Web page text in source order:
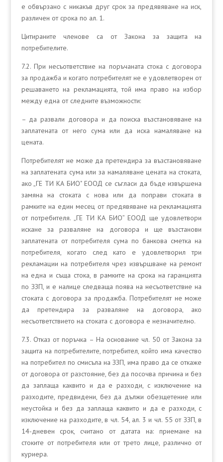
е обвързано с никакъв друг срок за предявяване на иск,
различен от срока по ал. 1.
Цитираните членове са от Закона за защита на
потребителите.
7.2. При несъответствие на поръчаната стока с договора
за продажба и когато потребителят не е удовлетворен от
решаването на рекламацията, той има право на избор
между една от следните възможности:
– да развали договора и да поиска възстановяване на
заплатената от него сума или да иска намаляване на
цената.
Потребителят не може да претендира за възстановяване
на заплатената сума или за намаляване цената на стоката,
ако „ГЕ ТИ КА БИО" ЕООД се съгласи да бъде извършена
замяна на стоката с нова или да поправи стоката в
рамките на един месец от предявяване на рекламацията
от потребителя. „ГЕ ТИ КА БИО” ЕООД ще удовлетвори
искане за разваляне на договора и ще възстанови
заплатената от потребителя сума по банкова сметка на
потребителя, когато след като е удовлетворил три
рекламации на потребителя чрез извършване на ремонт
на една и съща стока, в рамките на срока на гаранцията
по ЗЗП, и е налице следваща поява на несъответствие на
стоката с договора за продажба. Потребителят не може
да претендира за разваляне на договора, ако
несъответствието на стоката с договора е незначително.
7.3. Отказ от поръчка – На основание чл. 50 от Закона за
защита на потребителите, потребител, който има качество
на потребител по смисъла на ЗЗП, има право да се откаже
от договора от разстояние, без да посочва причина и без
да заплаща каквито и да е разходи, с изключение на
разходите, предвидени, без да дължи обезщетение или
неустойка и без да заплаща каквито и да е разходи, с
изключение на разходите, в чл. 54, ал. 3 и чл. 55 от ЗЗП, в
14-дневен срок, считано от датата на: приемане на
стоките от потребителя или от трето лице, различно от
куриера.